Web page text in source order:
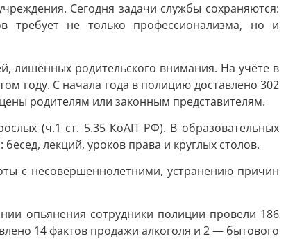
Сегодня задачи службы сохраняются:
требует не только профессионализма, но и
лишённых родительского внимания. На учёте в
году. С начала года в полицию доставлено 302
родителям или законным представителям.
(ч.1 ст. 5.35 КоАП РФ). В образовательных
лекций, уроков права и круглых столов.
с несовершеннолетними, устранению причин
опьянения сотрудники полиции провели 186
14 фактов продажи алкоголя и 2 — бытового